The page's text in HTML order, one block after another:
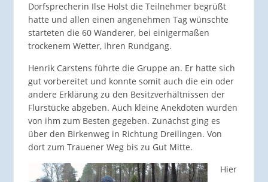
Dorfsprecherin Ilse Holst die Teilnehmer begrüßt
hatte und allen einen angenehmen Tag wünschte
starteten die 60 Wanderer, bei einigermaßen
trockenem Wetter, ihren Rundgang.
Henrik Carstens führte die Gruppe an. Er hatte sich
gut vorbereitet und konnte somit auch die ein oder
andere Erklärung zu den Besitzverhältnissen der
Flurstücke abgeben. Auch kleine Anekdoten wurden
von ihm zum Besten gegeben. Zunächst ging es
über den Birkenweg in Richtung Dreilingen. Von
dort zum Trauener Weg bis zu Gut Mitte.
Hier